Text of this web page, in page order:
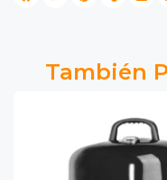
También